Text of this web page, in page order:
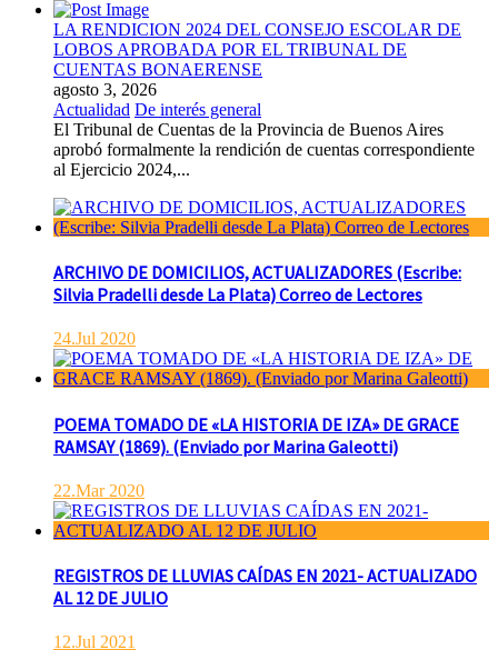
LA RENDICION 2024 DEL CONSEJO ESCOLAR DE
LOBOS APROBADA POR EL TRIBUNAL DE
CUENTAS BONAERENSE
agosto 3, 2026
Actualidad De interés general
El Tribunal de Cuentas de la Provincia de Buenos Aires
aprobó formalmente la rendición de cuentas correspondiente
al Ejercicio 2024,...
ARCHIVO DE DOMICILIOS, ACTUALIZADORES (Escribe:
Silvia Pradelli desde La Plata) Correo de Lectores
24.Jul 2020
POEMA TOMADO DE «LA HISTORIA DE IZA» DE GRACE
RAMSAY (1869). (Enviado por Marina Galeotti)
22.Mar 2020
REGISTROS DE LLUVIAS CAÍDAS EN 2021- ACTUALIZADO
AL 12 DE JULIO
12.Jul 2021